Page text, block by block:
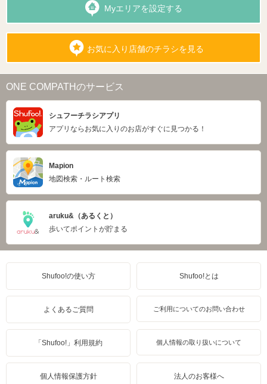
Myエリアを設定する
お気に入り店舗のチラシを見る
ONE COMPATHのサービス
シュフーチラシアプリ
アプリならお気に入りのお店がすぐに見つかる！
Mapion
地図検索・ルート検索
aruku&（あるくと）
歩いてポイントが貯まる
Shufoo!の使い方 Shufoo!とは
よくあるご質問 ご利用についてのお問い合わせ
「Shufoo!」利用規約 個人情報の取り扱いについて
個人情報保護方針 法人のお客様へ